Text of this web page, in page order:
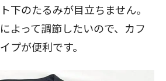
下のたるみが目立ちません。
よって調節したいので、カフ
プが便利です。